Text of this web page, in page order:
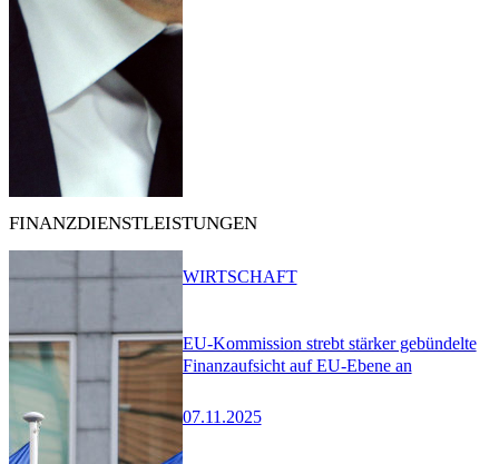
FINANZDIENSTLEISTUNGEN
EU-Kommission strebt stärker gebündelte
Finanzaufsicht auf EU-Ebene an
07.11.2025
WIRTSCHAFT